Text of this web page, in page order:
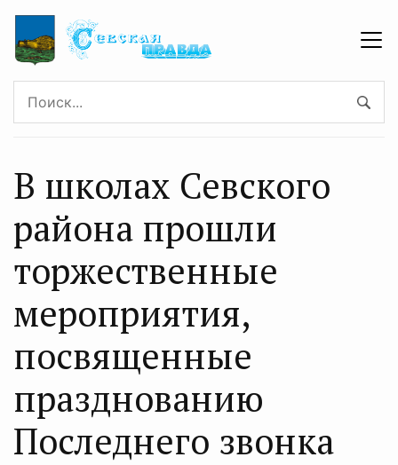
В школах Севского
района прошли
торжественные
мероприятия,
посвященные
празднованию
Последнего звонка